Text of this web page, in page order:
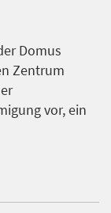
Domus
Zentrum
vor, ein